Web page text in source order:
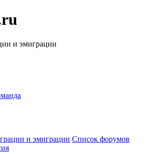
и эмиграции
и эмиграции Список форумов